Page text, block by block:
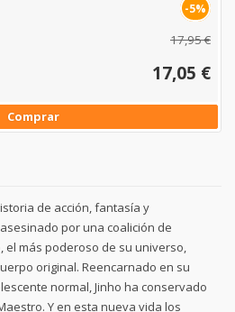
-5%
17,95 €
17,05 €
Comprar
de acción, fantasía y
por una coalición de
el más poderoso de su universo,
original. Reencarnado en su
normal, Jinho ha conservado
Y en esta nueva vida los